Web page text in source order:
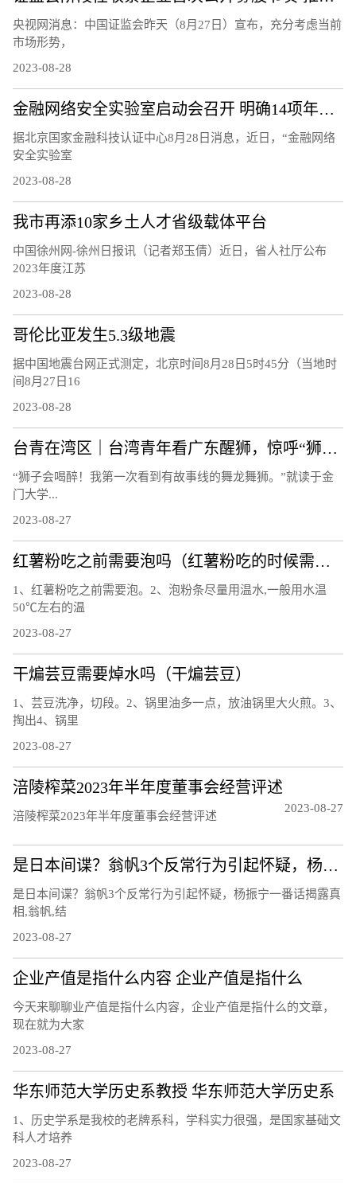
央视网消息：中国证监会昨天（8月27日）宣布，充分考虑当前
市场形势，
2023-08-28
金融网络安全实验室启动会召开 明确14项年度重点工作任务
据北京国家金融科技认证中心8月28日消息，近日，“金融网络
安全实验室
2023-08-28
我市再添10家乡土人才省级载体平台
中国徐州网-徐州日报讯（记者郑玉倩）近日，省人社厅公布
2023年度江苏
2023-08-28
哥伦比亚发生5.3级地震
据中国地震台网正式测定，北京时间8月28日5时45分（当地时
间8月27日16
2023-08-28
台青在湾区｜台湾青年看广东醒狮，惊呼“狮子会喝醉！”
“狮子会喝醉！我第一次看到有故事线的舞龙舞狮。”就读于金
门大学...
2023-08-27
红薯粉吃之前需要泡吗（红薯粉吃的时候需要泡吗）
1、红薯粉吃之前需要泡。2、泡粉条尽量用温水,一般用水温
50℃左右的温
2023-08-27
干煸芸豆需要焯水吗（干煸芸豆）
1、芸豆洗净，切段。2、锅里油多一点，放油锅里大火煎。3、
掏出4、锅里
2023-08-27
涪陵榨菜2023年半年度董事会经营评述
涪陵榨菜2023年半年度董事会经营评述
2023-08-27
是日本间谍？翁帆3个反常行为引起怀疑，杨振宁一番话揭露真相
是日本间谍？翁帆3个反常行为引起怀疑，杨振宁一番话揭露真
相,翁帆,结
2023-08-27
企业产值是指什么内容 企业产值是指什么
今天来聊聊业产值是指什么内容，企业产值是指什么的文章，
现在就为大家
2023-08-27
华东师范大学历史系教授 华东师范大学历史系
1、历史学系是我校的老牌系科，学科实力很强，是国家基础文
科人才培养
2023-08-27